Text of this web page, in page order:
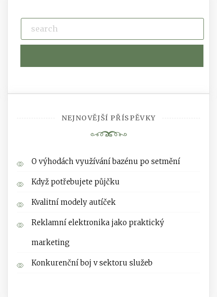
NEJNOVĚJŠÍ PŘÍSPĚVKY
O výhodách využívání bazénu po setmění
Když potřebujete půjčku
Kvalitní modely autíček
Reklamní elektronika jako praktický
marketing
Konkurenční boj v sektoru služeb